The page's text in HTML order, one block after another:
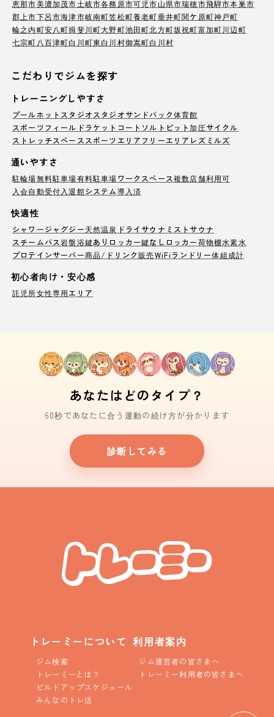
恵那市美濃加茂市土岐市各務原市可児市山県市瑞穂市飛騨市本巣市
郡上市下呂市海津市岐南町笠松町養老町垂井町関ケ原町神戸町
輪之内町安八町揖斐川町大野町池田町北方町坂祝町富加町川辺町
七宗町 八百津町白川町東白川村御嵩町白川村
こだわりでジムを探す
トレーニングしやすさ
プールホットスタジオ スタジオサンドバック体育館
スポーツフィールド ラケットコート ソルトピット加圧サイクル
ストレッチスペース スポーツエリア フリーエリア レズミルズ
通いやすさ
駐輪場無料駐車場有料駐車場ワークスペース複数店舗利用可
入会自動受付 入退館システム導入済
快適性
シャワージャグジー天然温泉 ドライサウナ ミストサウナ
スチームバス岩盤浴鍵ありロッカー鍵なしロッカー荷物棚水素水
プロテインサーバー商品/ドリンク販売WiFi ランドリー体組成計
初心者向け・安心感
託児所女性専用エリア
あなたはどのタイプ？
60秒であなたに合う運動の続け方が分かります
診断してみる
トレーミーについて
ジム検索
トレーミーとは？
ビルドアップスケジュール
みんなのトレ活
利用者案内
ジム運営者の皆さまへ
トレーミー利用者の皆さまへ